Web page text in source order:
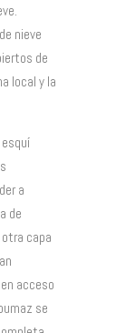
nieve
de
local y la
a
de
capa
acceso
se